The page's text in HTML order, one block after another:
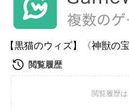
【黒猫のウィズ】〈神獣の